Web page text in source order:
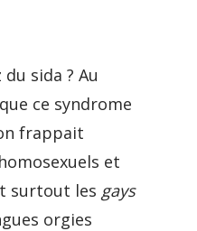
sida ? Au
ce syndrome
frappait
et
surtout les gays
orgies